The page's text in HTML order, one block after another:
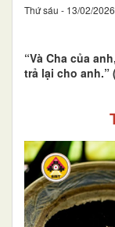
Thứ sáu - 13/02/
“Và Cha của
trả lại cho anh.”